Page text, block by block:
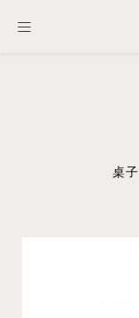
桌子